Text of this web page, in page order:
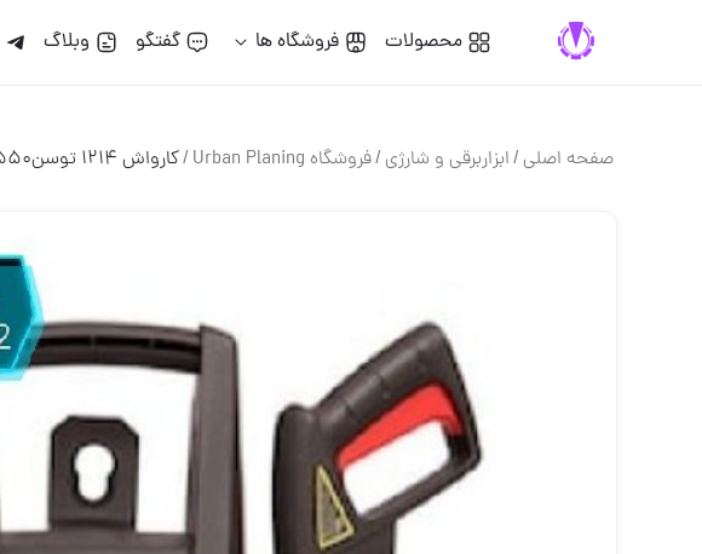
محصولات فروشگاه ها گفتگو وبلاگ
صفحه اصلی/ابزاربرقی و شارژی/فروشگاه Urban Planing /کارواش 1214 توسن1550صبا توربو 295